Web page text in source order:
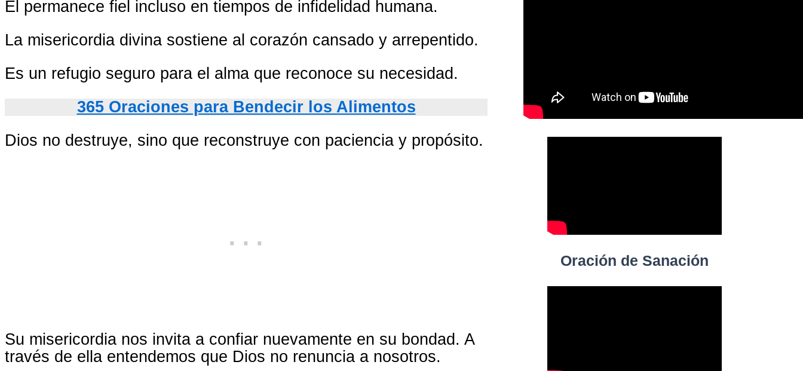
Él permanece fiel incluso en tiempos de infidelidad humana.
La misericordia divina sostiene al corazón cansado y arrepentido.
Es un refugio seguro para el alma que reconoce su necesidad.
365 Oraciones para Bendecir los Alimentos
Dios no destruye, sino que reconstruye con paciencia y propósito.
Su misericordia nos invita a confiar nuevamente en su bondad. A
través de ella entendemos que Dios no renuncia a nosotros.
Oración de Sanación